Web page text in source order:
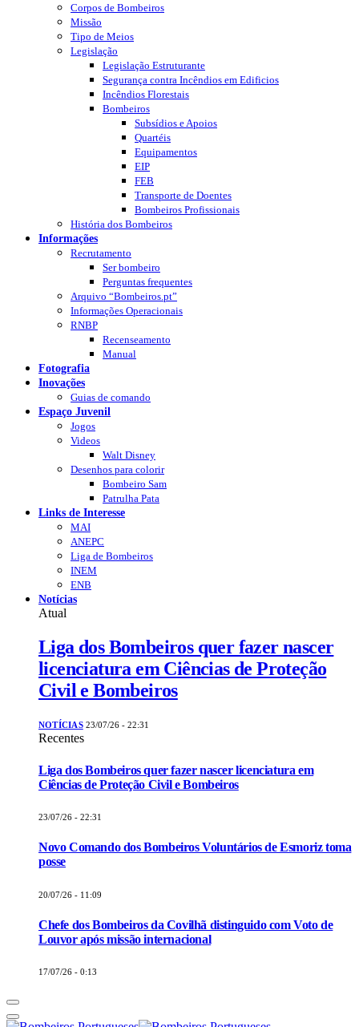
Corpos de Bombeiros
Missão
Tipo de Meios
Legislação
Legislação Estruturante
Segurança contra Incêndios em Edificios
Incêndios Florestais
Bombeiros
Subsídios e Apoios
Quartéis
Equipamentos
EIP
FEB
Transporte de Doentes
Bombeiros Profissionais
História dos Bombeiros
Informações
Recrutamento
Ser bombeiro
Perguntas frequentes
Arquivo “Bombeiros.pt”
Informações Operacionais
RNBP
Recenseamento
Manual
Fotografia
Inovações
Guias de comando
Espaço Juvenil
Jogos
Videos
Walt Disney
Desenhos para colorir
Bombeiro Sam
Patrulha Pata
Links de Interesse
MAI
ANEPC
Liga de Bombeiros
INEM
ENB
Notícias
Atual
Liga dos Bombeiros quer fazer nascer
licenciatura em Ciências de Proteção
Civil e Bombeiros
NOTÍCIAS 23/07/26 - 22:31
Recentes
Liga dos Bombeiros quer fazer nascer licenciatura em
Ciências de Proteção Civil e Bombeiros
23/07/26 - 22:31
Novo Comando dos Bombeiros Voluntários de Esmoriz toma
posse
20/07/26 - 11:09
Chefe dos Bombeiros da Covilhã distinguido com Voto de
Louvor após missão internacional
17/07/26 - 0:13